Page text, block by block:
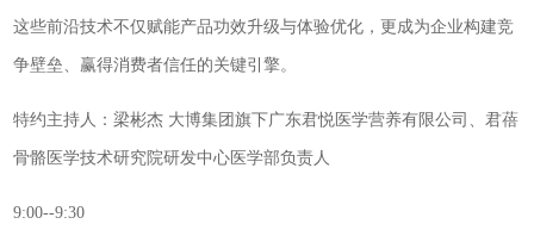
这些前沿技术不仅赋能产品功效升级与体验优化，更成为企业构建竞
争壁垒、赢得消费者信任的关键引擎。
特约主持人：梁彬杰 大博集团旗下广东君悦医学营养有限公司、君蓓
骨骼医学技术研究院研发中心医学部负责人
9:00--9:30